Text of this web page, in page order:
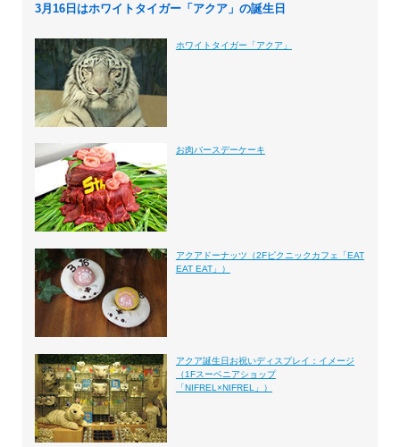
3月16日はホワイトタイガー「アクア」の誕生日
ホワイトタイガー「アクア」
お肉バースデーケーキ
アクアドーナッツ（2Fピクニックカフェ「EAT
EAT EAT」）
アクア誕生日お祝いディスプレイ：イメージ
（1Fスーベニアショップ
「NIFREL×NIFREL」）